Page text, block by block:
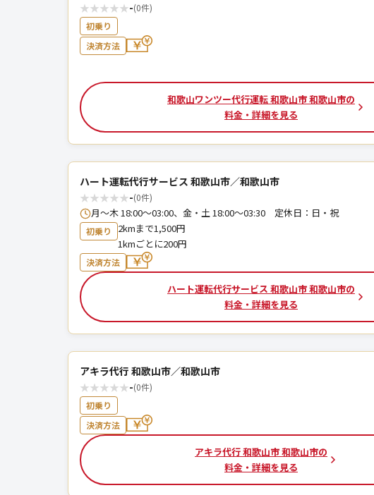
★★★★★-(0件)
初乗り
決済方法
和歌山ワンツー代行運転 和歌山市 和歌山市の
料金・詳細を見る
ハート運転代行サービス 和歌山市／和歌山市
★★★★★-(0件)
月～木 18:00～03:00、金・土 18:00～03:30 定休日：日・祝
初乗り
2kmまで1,500円
1kmごとに200円
決済方法
ハート運転代行サービス 和歌山市 和歌山市の
料金・詳細を見る
アキラ代行 和歌山市／和歌山市
★★★★★-(0件)
初乗り
決済方法
アキラ代行 和歌山市 和歌山市の
料金・詳細を見る